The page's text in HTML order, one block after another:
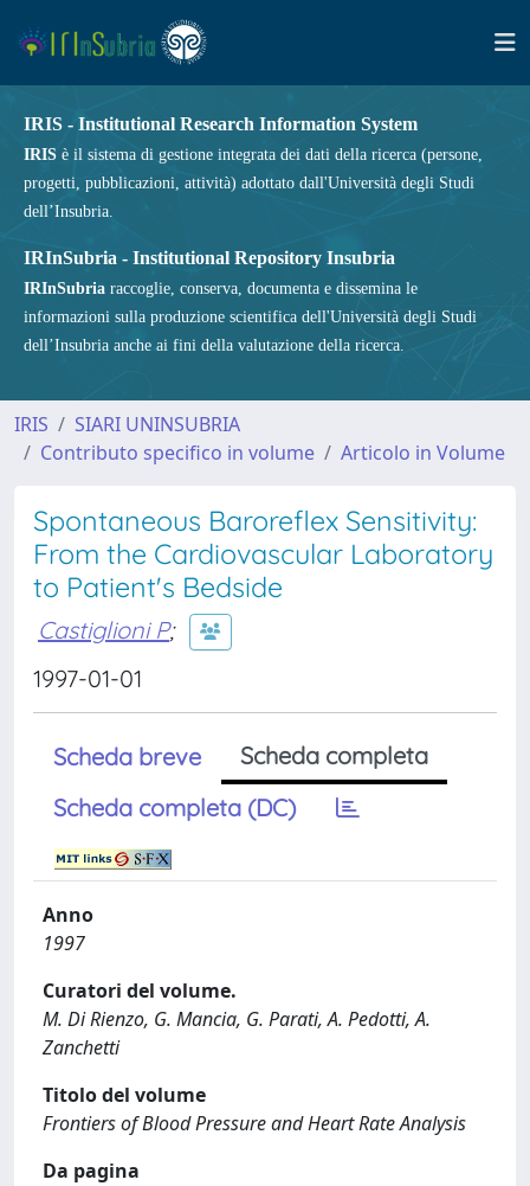
IRIS - Institutional Research Information System
IRIS è il sistema di gestione integrata dei dati della ricerca (persone,
progetti, pubblicazioni, attività) adottato dall'Università degli Studi
dell’Insubria.
IRInSubria - Institutional Repository Insubria
IRInSubria raccoglie, conserva, documenta e dissemina le
informazioni sulla produzione scientifica dell'Università degli Studi
dell’Insubria anche ai fini della valutazione della ricerca.
IRIS
SIARI UNINSUBRIA
Contributo specifico in volume
Articolo in Volume
Spontaneous Baroreflex Sensitivity:
From the Cardiovascular Laboratory
to Patient's Bedside
Castiglioni P;
1997-01-01
Scheda breve
Scheda completa
Scheda completa (DC)
Anno
1997
Curatori del volume.
M. Di Rienzo, G. Mancia, G. Parati, A. Pedotti, A.
Zanchetti
Titolo del volume
Frontiers of Blood Pressure and Heart Rate Analysis
Da pagina